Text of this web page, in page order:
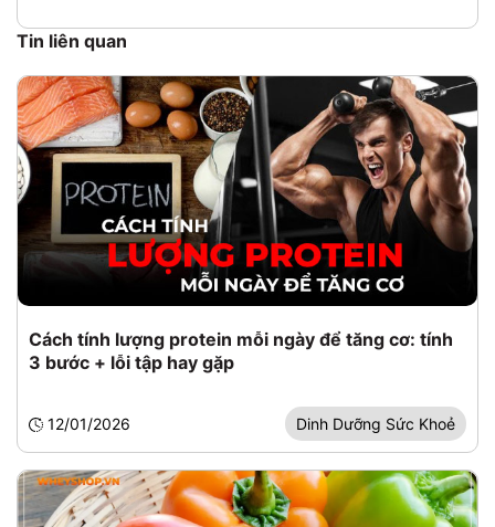
Tin liên quan
Cách tính lượng protein mỗi ngày để tăng cơ: tính
3 bước + lỗi tập hay gặp
12/01/2026 Dinh Dưỡng Sức Khoẻ